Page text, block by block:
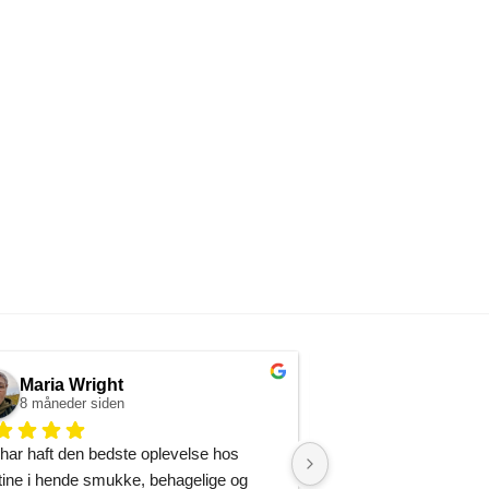
Maria Wright
8 måneder siden
haft den bedste oplevelse hos
i hende smukke, behagelige og